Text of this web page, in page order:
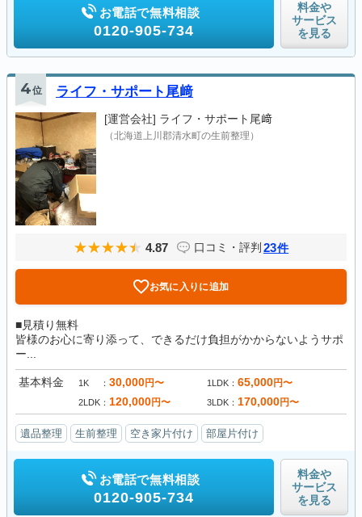
お電話で無料相談
0120-905-734
料金や
サービス
を見る
4位 ライフ・サポート尾﨑
[運営会社] ライフ・サポート尾﨑
（北海道上川郡清水町の生前整理）
4.87 口コミ・評判 23件
お気に入りに追加
■見積り無料
皆様のお心に寄り添って、できるだけ負担がかからないようサポ
ー...
基本料金 1K 30,000円〜 1LDK 65,000円〜
2LDK 120,000円〜 3LDK 170,000円〜
遺品整理 生前整理 空き家片付け 部屋片付け
お電話で無料相談
0120-905-734
料金や
サービス
を見る